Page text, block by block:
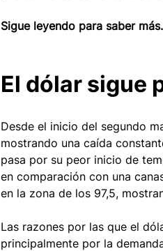
Sigue leyendo para saber más.
El dólar sigue
Desde el inicio del segundo
mostrando una caída
pasa por su peor inicio de
en comparación con una
en la zona de los 97,5,
Las razones por las que el
principalmente por la